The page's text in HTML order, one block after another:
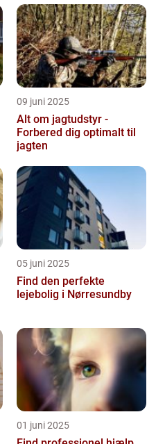
09 juni 2025
Alt om jagtudstyr -
Forbered dig optimalt til
jagten
05 juni 2025
Find den perfekte
lejebolig i Nørresundby
01 juni 2025